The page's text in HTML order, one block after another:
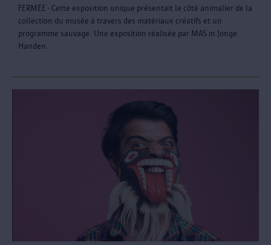
FERMÉE - Cette exposition unique présentait le côté animalier de la
collection du musée à travers des matériaux créatifs et un
programme sauvage. Une exposition réalisée par MAS in Jonge
Handen.